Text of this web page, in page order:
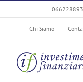
al
contenutoChi Siamo